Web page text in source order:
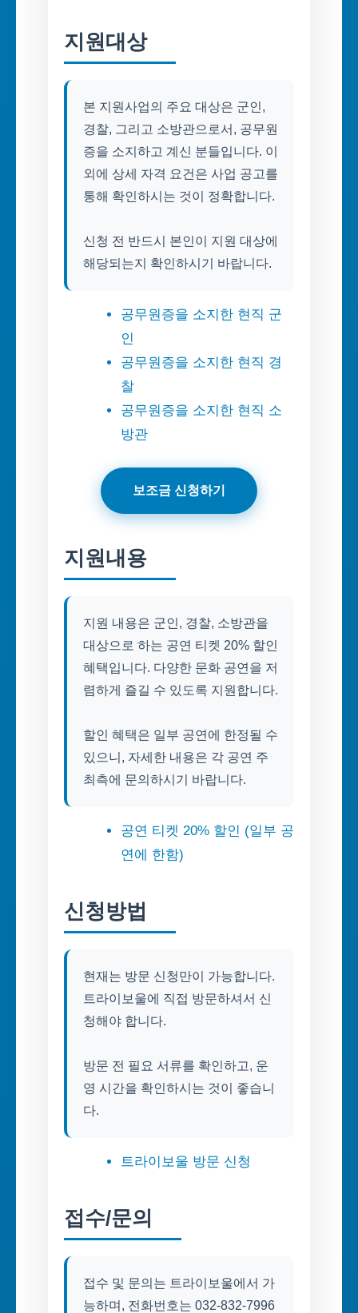
지원대상
본 지원사업의 주요 대상은 군인,
경찰, 그리고 소방관으로서, 공무원
증을 소지하고 계신 분들입니다. 이
외에 상세 자격 요건은 사업 공고를
통해 확인하시는 것이 정확합니다.
신청 전 반드시 본인이 지원 대상에
해당되는지 확인하시기 바랍니다.
공무원증을 소지한 현직 군
인
공무원증을 소지한 현직 경
찰
공무원증을 소지한 현직 소
방관
보조금 신청하기
지원내용
지원 내용은 군인, 경찰, 소방관을
대상으로 하는 공연 티켓 20% 할인
혜택입니다. 다양한 문화 공연을 저
렴하게 즐길 수 있도록 지원합니다.
할인 혜택은 일부 공연에 한정될 수
있으니, 자세한 내용은 각 공연 주
최측에 문의하시기 바랍니다.
공연 티켓 20% 할인 (일부 공
연에 한함)
신청방법
현재는 방문 신청만이 가능합니다.
트라이보울에 직접 방문하셔서 신
청해야 합니다.
방문 전 필요 서류를 확인하고, 운
영 시간을 확인하시는 것이 좋습니
다.
트라이보울 방문 신청
접수/문의
접수 및 문의는 트라이보울에서 가
능하며, 전화번호는 032-832-7996